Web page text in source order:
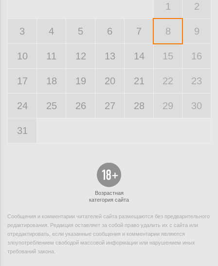
1 2
3 4 5 6 7 8 9
10 11 12 13 14 15 16
17 18 19 20 21 22 23
24 25 26 27 28 29 30
31
Возрастная
категория сайта
Сообщения и комментарии читателей сайта размещаются без предварительного
редактирования. Редакция оставляет за собой право удалить их с сайта или
отредактировать, если указанные сообщения и комментарии являются
злоупотреблением свободой массовой информации или нарушением иных
требований закона.